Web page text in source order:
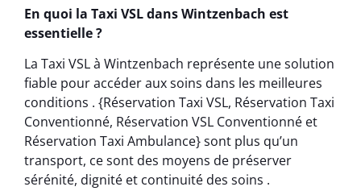
En quoi la Taxi VSL dans Wintzenbach est
essentielle ?
La Taxi VSL à Wintzenbach représente une solution
fiable pour accéder aux soins dans les meilleures
conditions . {Réservation Taxi VSL, Réservation Taxi
Conventionné, Réservation VSL Conventionné et
Réservation Taxi Ambulance} sont plus qu’un
transport, ce sont des moyens de préserver
sérénité, dignité et continuité des soins .